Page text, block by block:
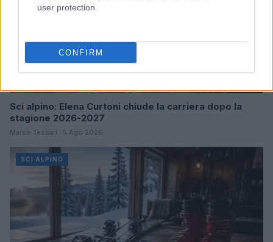
user protection.
CONFIRM
Sci alpino: Elena Curtoni chiude la carriera dopo la
stagione 2026-2027
Marco Tessari · 5 Ago 2026
SCI ALPINO